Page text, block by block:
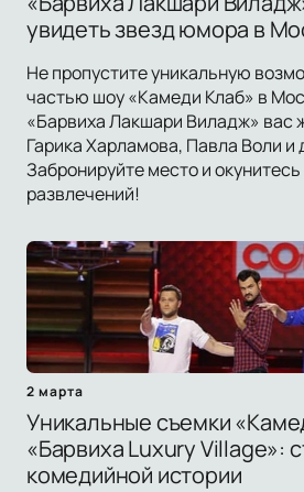
увидеть звезд юмора в
Не пропустите уникальную
частью шоу «Камеди Клаб» в
«Барвиха Лакшари Виладж» вас
Гарика Харламова, Павла Воли и
Забронируйте место и
развлечений!
2 марта
Уникальные съемки
«Барвиха Luxury Village»:
комедийной истории